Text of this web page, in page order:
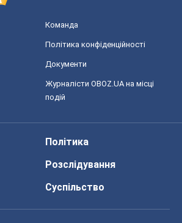
Команда
Політика конфіденційності
Документи
Журналісти OBOZ.UA на місці
подій
Політика
Розслідування
Суспільство